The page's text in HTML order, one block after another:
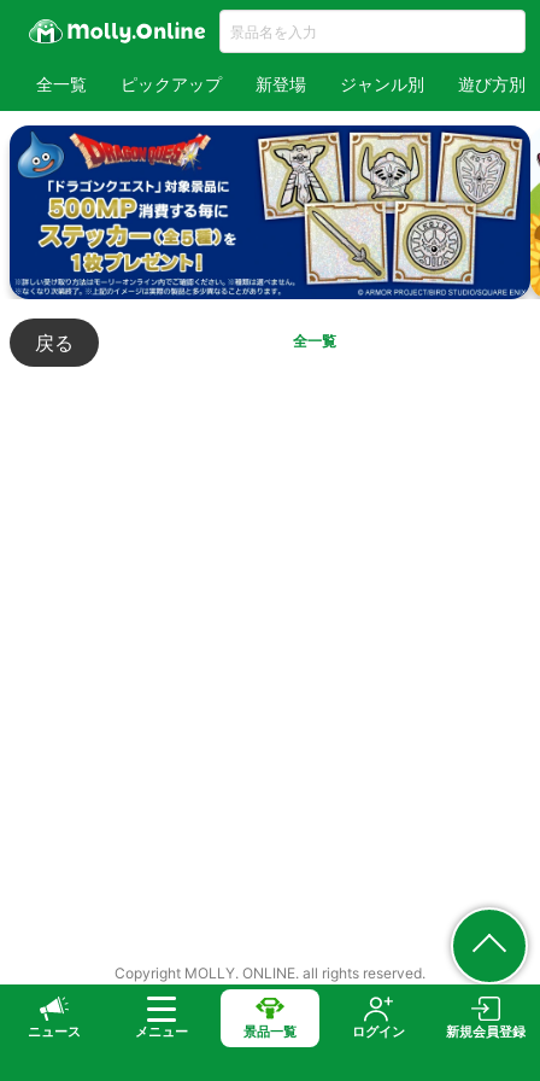
ニュース メニュー 景品一覧 ログイン 新規会員登録
全一覧 ピックアップ 新登場 ジャンル別 遊び方別
戻る 全一覧
Copyright MOLLY. ONLINE. all rights reserved.